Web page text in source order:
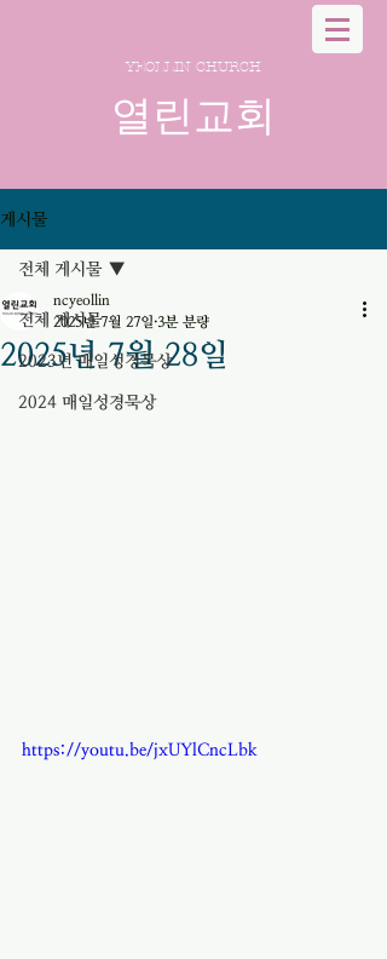
YEOLLIN CHURCH
열린교회
게시물
전체 게시물
2023년 매일성경묵상
2024 매일성경묵상
전체 게시물
2025년 7월 28일
ncyeollin
2025년 7월 27일 3분 분량
https://youtu.be/jxUYlCncLbk